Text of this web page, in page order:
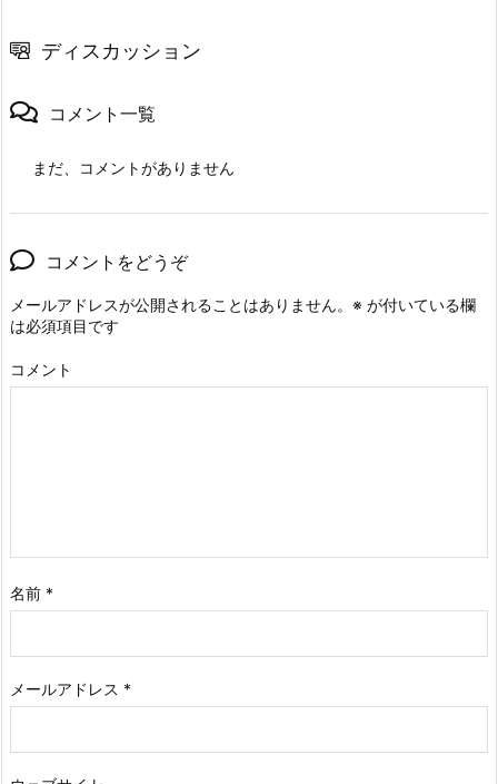
ディスカッション
コメント一覧
まだ、コメントがありません
コメントをどうぞ
メールアドレスが公開されることはありません。 ※ が付いている欄
は必須項目です
コメント
名前 *
メールアドレス *